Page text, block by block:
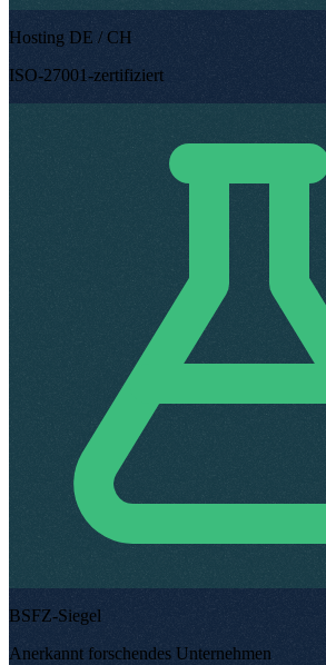
Hosting DE / CH
ISO-27001-zertifiziert
BSFZ-Siegel
Anerkannt forschendes Unternehmen